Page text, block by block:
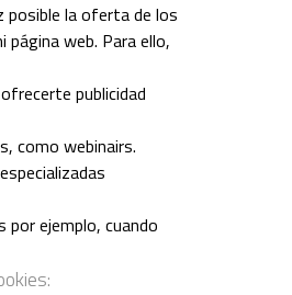
posible la oferta de los
web. Para ello,
publicidad
como webinairs.
por ejemplo, cuando